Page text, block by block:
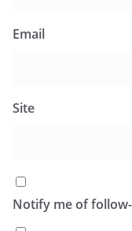
Email
Site
Notify me of